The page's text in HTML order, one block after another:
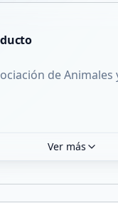
de
Ver más